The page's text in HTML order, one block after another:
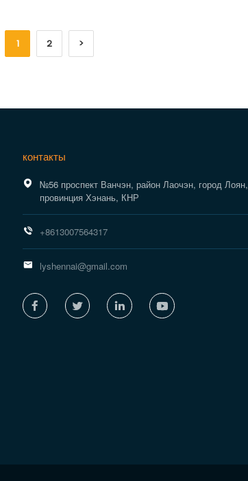
1 2 >
контакты

№56 проспект Ванчэн, район Лаочэн, город Лоян,
провинция Хэнань, КНР
 +8613007564317
 lyshennai@gmail.com
   